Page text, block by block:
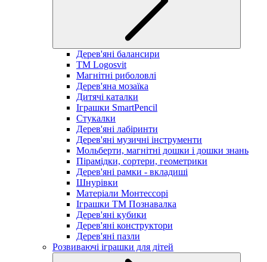
Дерев'яні балансири
TM Logosvit
Магнітні риболовлі
Дерев'яна мозаїка
Дитячі каталки
Іграшки SmartPencil
Стукалки
Дерев'яні лабіринти
Дерев'яні музичні інструменти
Мольберти, магнітні дошки і дошки знань
Пірамідки, сортери, геометрики
Дерев'яні рамки - вкладиші
Шнурівки
Матеріали Монтессорі
Іграшки ТМ Познавалка
Дерев'яні кубики
Дерев'яні конструктори
Дерев'яні пазли
Розвиваючі іграшки для дітей